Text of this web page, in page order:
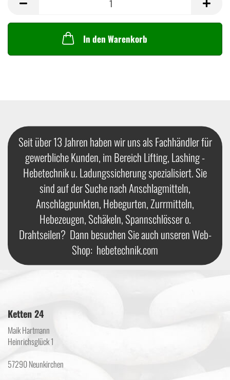
In den Warenkorb
Seit über 13 Jahren haben wir uns als Fachhändler für
gewerbliche Kunden, im Bereich Lifting, Lashing -
Hebetechnik u. Ladungssicherung spezialisiert. Sie
sind auf der Suche nach Anschlagmitteln,
Anschlagpunkten, Hebegurten, Zurrmitteln,
Hebezeugen, Schäkeln, Spannschlösser o.
Drahtseilen? Dann besuchen Sie auch unseren Web-
Shop: hebetechnik.com
Ketten 24
Maik Hartmann
Heinrichsglück 1
57290 Neunkirchen